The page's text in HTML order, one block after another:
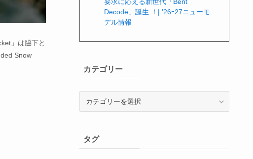
」は脇下と
Snow
Decode」誕生 ！| ’26ｰ27ニューモ
デル情報
カテゴリー
ータグ